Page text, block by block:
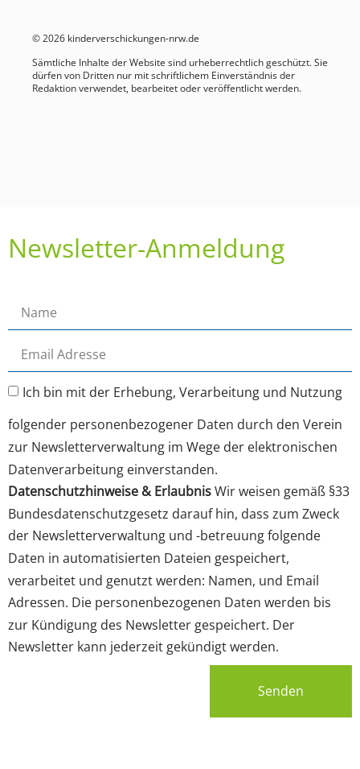
© 2026 kinderverschickungen-nrw.de
Sämtliche Inhalte der Website sind urheberrechtlich geschützt. Sie
dürfen von Dritten nur mit schriftlichem Einverständnis der
Redaktion verwendet, bearbeitet oder veröffentlicht werden.
Newsletter-Anmeldung
Ich bin mit der Erhebung, Verarbeitung und Nutzung
folgender personenbezogener Daten durch den Verein
zur Newsletterverwaltung im Wege der elektronischen
Datenverarbeitung einverstanden.
Datenschutzhinweise & ErlaubnisWir weisen gemäß §33
Bundesdatenschutzgesetz darauf hin, dass zum Zweck
der Newsletterverwaltung und -betreuung folgende
Daten in automatisierten Dateien gespeichert,
verarbeitet und genutzt werden: Namen, und Email
Adressen. Die personenbezogenen Daten werden bis
zur Kündigung des Newsletter gespeichert. Der
Newsletter kann jederzeit gekündigt werden.
Senden